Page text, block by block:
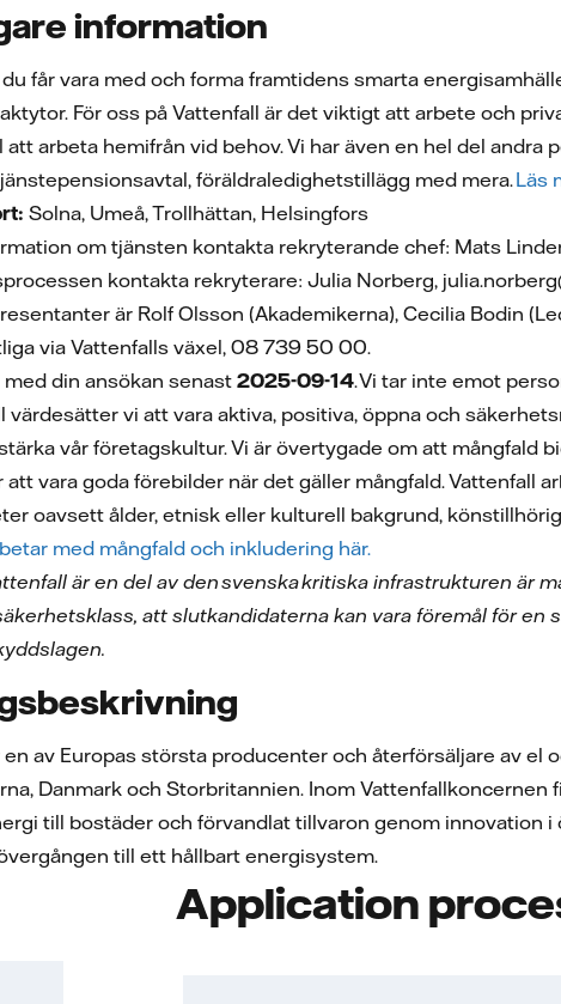
information
får vara med och forma framtidens smarta
För oss på Vattenfall är det viktigt att arbete och
arbeta hemifrån vid behov. Vi har även en hel del
föräldraledighetstillägg med mera.Läs
Solna, Umeå, Trollhättan, Helsingfors
om tjänsten kontakta rekryterande chef: Mats
kontakta rekryterare: Julia Norberg,
är Rolf Olsson (Akademikerna), Cecilia Bodin
via Vattenfalls växel, 08 739 50 00.
med din ansökan senast2025-09-14. Vi tar inte emot
värdesätter vi att vara aktiva, positiva, öppna och
vår företagskultur. Vi är övertygade om att mångfald
att vara goda förebilder när det gäller mångfald. Vattenfall
oavsett ålder, etnisk eller kulturell bakgrund,
med mångfald och inkludering här.
är en del av den svenska kritiska infrastrukturen är
att slutkandidaterna kan vara föremål för
av Europas största producenter och återförsäljare av el
Danmark och Storbritannien. Inom
till bostäder och förvandlat tillvaron genom innovation
till ett hållbart energisystem.
Application